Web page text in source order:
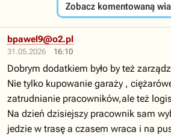
Zobacz komentowaną
31.05.2026 16:10
bpawel9@o2.pl
Dobrym dodatkiem było by też
Nie tylko kupowanie garaży ,
zatrudnianie pracowników,ale też
Na dzień dzisiejszy pracownik sam
jedzie w trasę a czasem wraca i na